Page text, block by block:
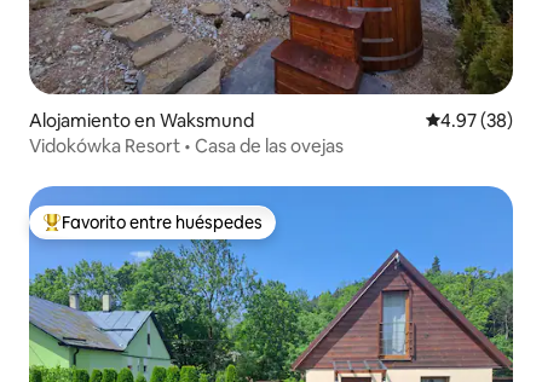
Alojamiento en Waksmund Calificación
4.97 (38)
Vidokówka Resort • Casa de las ovejas
Favorito entre huéspedes preferido
Favorito entre huéspedes